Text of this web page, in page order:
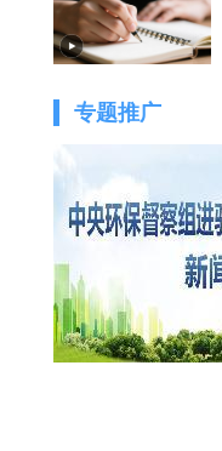
专题推广